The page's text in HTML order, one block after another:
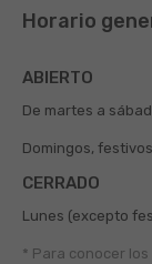
Horario
ABIERTO
De martes a
Domingos, festivos
CERRADO
Lunes (excepto
* Para conocer